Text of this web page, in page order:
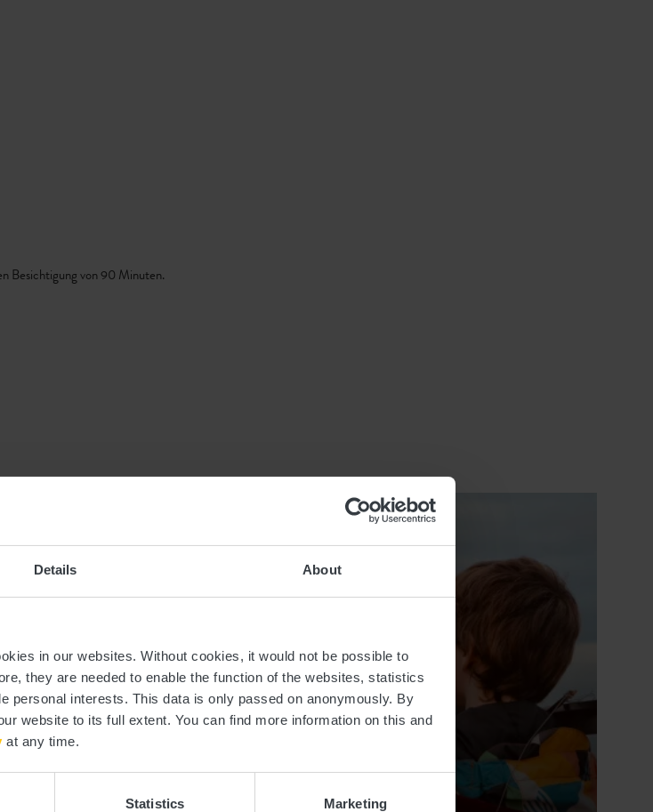
Details About
in our websites. Without cookies, it would not be possible to
they are needed to enable the function of the websites, statistics
personal interests. This data is only passed on anonymously. By
website to its full extent. You can find more information on this and
at any time.
Statistics Marketing
Besichtigung von 90 Minuten.